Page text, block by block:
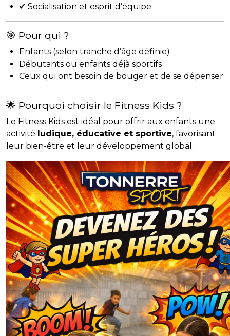
✔ Socialisation et esprit d’équipe
🎯 Pour qui ?
Enfants (selon tranche d’âge définie)
Débutants ou enfants déjà sportifs
Ceux qui ont besoin de bouger et de se dépenser
🌟 Pourquoi choisir le Fitness Kids ?
Le Fitness Kids est idéal pour offrir aux enfants une
activité ludique, éducative et sportive, favorisant
leur bien-être et leur développement global.